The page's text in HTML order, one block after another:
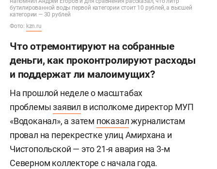
бутилированной воды первой категории стоит 10 рублей, а высшей
категории — 30 рублей
Фото: kzn.ru
Что отремонтируют на собранные
деньги, как проконтролируют расходы
и поддержат ли малоимущих?
На прошлой неделе о масштабах
проблемызаявил в исполкоме директор МУП
«Водоканал», а затем показалжурналистам
провал на перекрестке улиц Амирхана и
Чистопольской — это 21-я авария на 3-м
Северном коллекторе с начала года.